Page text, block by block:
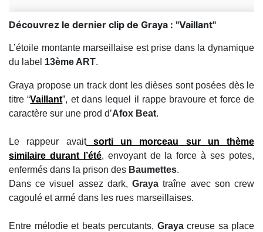
Découvrez le dernier clip de Graya : ''Vaillant''
L’étoile montante marseillaise est prise dans la dynamique
du label 13ème ART.
Graya propose un track dont les dièses sont posées dès le
titre “Vaillant”, et dans lequel il rappe bravoure et force de
caractère sur une prod d’Afox Beat.
Le rappeur avaitsorti un morceau sur un thème
similaire durant l’été, envoyant de la force à ses potes,
enfermés dans la prison des Baumettes.
Dans ce visuel assez dark,Graya traîne avec son crew
cagoulé et armé dans les rues marseillaises.
Entre mélodie et beats percutants, Grayacreuse sa place